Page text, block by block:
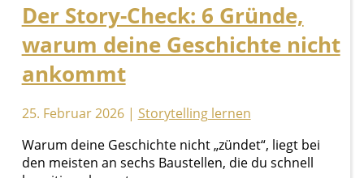
Geh
trotzdem
in
eine
kreative
Der Story-Check: 6 Gründe,
warum deine Geschichte nicht
ankommt
25. Februar 2026 | Storytelling lernen
Warum deine Geschichte nicht „zündet“, liegt bei
den meisten an sechs Baustellen, die du schnell